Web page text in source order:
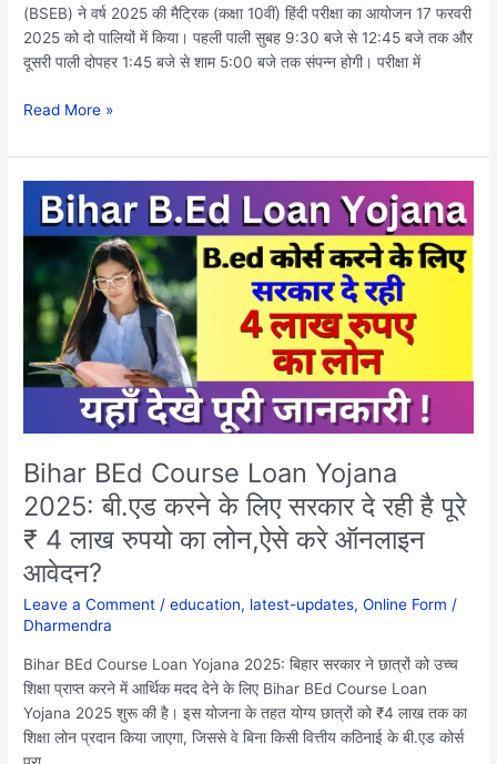
(BSEB) ने वर्ष 2025 की मैट्रिक (कक्षा 10वीं) हिंदी परीक्षा का आयोजन 17 फरवरी
2025 को दो पालियों में किया। पहली पाली सुबह 9:30 बजे से 12:45 बजे तक और
दूसरी पाली दोपहर 1:45 बजे से शाम 5:00 बजे तक संपन्न होगी। परीक्षा में
तक
प्रथम
एवं
पाली..
Read More »
Bihar BEd Course Loan Yojana
2025: बी.एड करने के लिए सरकार दे रही है पूरे
₹ 4 लाख रुपयो का लोन,ऐसे करे ऑनलाइन
आवेदन?
Leave a Comment /education, latest-updates,Online Form /
Dharmendra
Bihar BEd Course Loan Yojana 2025: बिहार सरकार ने छात्रों को उच्च
शिक्षा प्राप्त करने में आर्थिक मदद देने के लिए Bihar BEd Course Loan
Yojana 2025 शुरू की है। इस योजना के तहत योग्य छात्रों को ₹4 लाख तक का
शिक्षा लोन प्रदान किया जाएगा, जिससे वे बिना किसी वित्तीय कठिनाई के बी.एड कोर्स
Bihar
BEd
Course
Loan
Yojana
2025:
बी.एड
करने
के
सरकार
दे
रही
है
पूरे
4
लाख
रुपयो
का
लोन,ऐसे
करे
ऑनलाइन